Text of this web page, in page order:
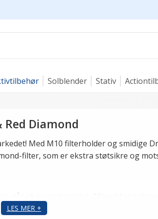
Solblender Stativ
Diamond
Med M10 filterholder og smidige
filter, som er ekstra støtsikre og
går ut av sortimentet. Alle
LES MER +